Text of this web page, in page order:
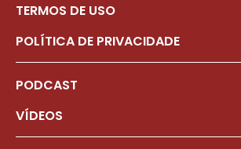
TERMOS DE USO
POLÍTICA DE PRIVACIDADE
PODCAST
VÍDEOS